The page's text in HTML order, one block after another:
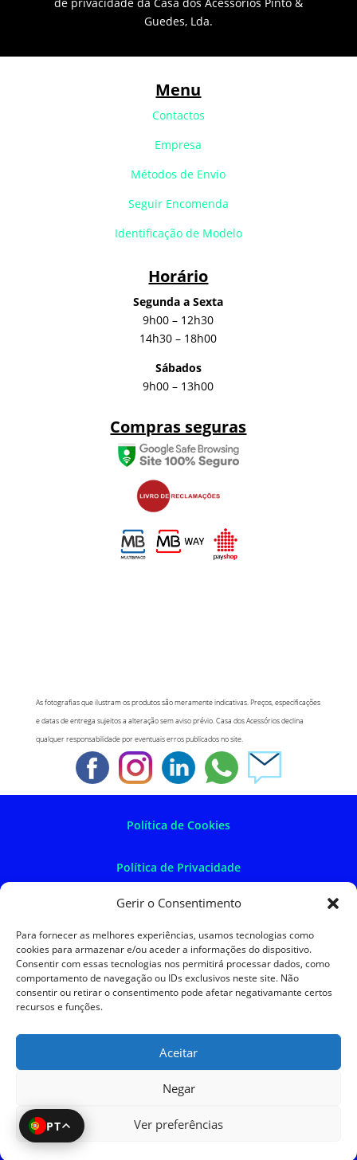
Gerir o Consentimento
Para fornecer as melhores experiências, usamos tecnologias como
cookies para armazenar e/ou aceder a informações do dispositivo.
Consentir com essas tecnologias nos permitirá processar dados, como
comportamento de navegação ou IDs exclusivos neste site. Não
consentir ou retirar o consentimento pode afetar negativamante certos
recursos e funções.
Aceitar
Negar
Ver preferências
PT
Guedes, Lda.
Menu
Contactos
Empresa
Métodos de Envio
Seguir Encomenda
Identificação de Modelo
Horário
Segunda a Sexta
9h00 – 12h30
14h30 – 18h00
Sábados
9h00 – 13h00
Compras seguras
As fotografias que ilustram os produtos são meramente indicativas. Preços, especificações
e datas de entrega sujeitos a alteração sem aviso prévio. Casa dos Acessórios declina
qualquer responsabilidade por eventuais erros publicados no site.
Política de Cookies
Política de Privacidade
Política de Devoluções
Termos e Condições
Resolução de Litígios
SKySIGMA